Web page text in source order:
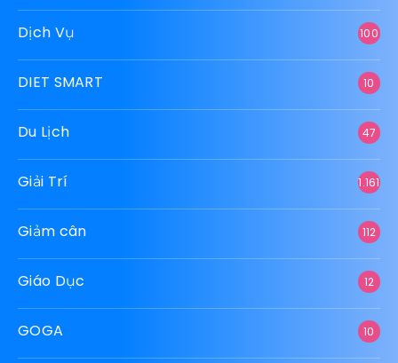
Dịch Vụ 100
DIET SMART 10
Du Lịch 47
Giải Trí 1.161
Giảm cân 112
Giáo Dục 12
GOGA 10